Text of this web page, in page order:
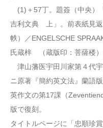
(1)＋57丁。題簽（中央）
吉利文典 上」。前表紙見
帙）／ENGELSCHE
氏蔵梓 （蔵版印：菩薩楼）
津山藩医宇田川家第４代
ニ原著『簡約英文法』蘭語
英作文の第17課（
版で復刻。
タイトルページに「忠順珍